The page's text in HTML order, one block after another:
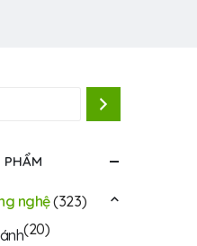
PHẨM
nghệ(323)
(20)